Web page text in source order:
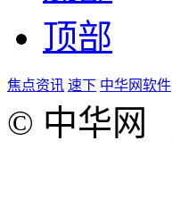
顶部
焦点资讯 速下 中华网软件
© 中华网